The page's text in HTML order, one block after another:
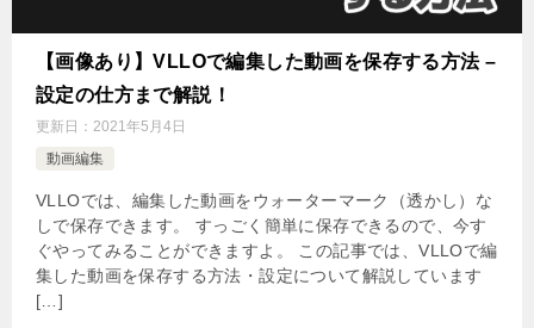
【画像あり】VLLOで編集した動画を保存する方法 –
設定の仕方まで解説！
更新日： 2021年5月4日
動画編集
VLLOでは、編集した動画をウォーターマーク（透かし）な
しで保存できます。 すっごく簡単に保存できるので、今す
ぐやってみることができますよ。 この記事では、VLLOで編
集した動画を保存する方法・設定について解説しています
[…]